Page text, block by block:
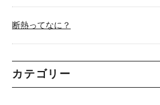
断熱ってなに？
カテゴリー